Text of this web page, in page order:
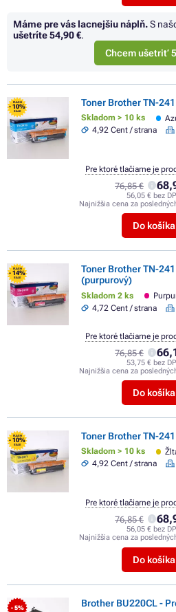
Máme pre vás lacnejšiu náplň.S
ušetríte54,90 €.
Chcem ušetriť
FLASH
- 10%
SALE
Toner Brother TN-
Skladom > 10 ks
4,92 Cent / strana
76,85 €
56,05 € bez
Najnižšia cena za
Do košíka
Pre ktoré tlačiarne je
FLASH
- 14%
SALE
Toner Brother TN-
(purpurový)
Skladom 2 ks
4,72 Cent / strana
76,85 €
53,75 € bez
Najnižšia cena za
Do košíka
Pre ktoré tlačiarne je
FLASH
- 10%
SALE
Toner Brother TN-
Skladom > 10 ks
4,92 Cent / strana
76,85 €
56,05 € bez
Najnižšia cena za
Do košíka
Pre ktoré tlačiarne je
- 5% Brother BU220CL -